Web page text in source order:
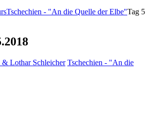
Tschechien - "An die Quelle der Elbe"Tag 5
& Lothar Schleicher Tschechien - "An die